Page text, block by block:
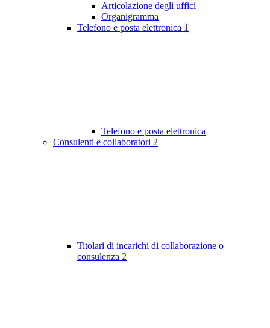
Articolazione degli uffici
Organigramma
Telefono e posta elettronica 1
Telefono e posta elettronica
Consulenti e collaboratori 2
Titolari di incarichi di collaborazione o
consulenza 2